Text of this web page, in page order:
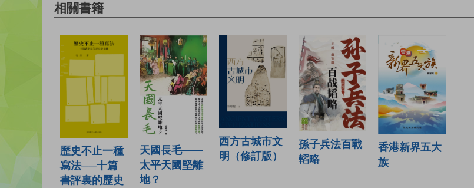
相關書籍
歷史不止一種
寫法──十篇
書評裏的歷史
天國長毛——
太平天國堅離
地？
西方古城市文
明（修訂版）
孫子兵法百戰
轁略
香港新界五大
族